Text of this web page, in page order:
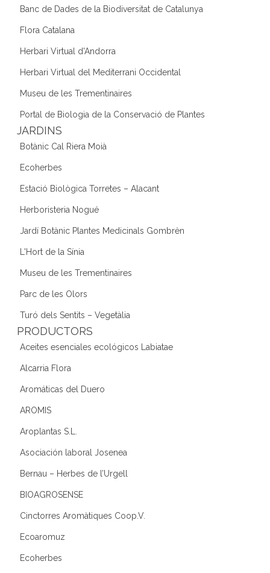
Banc de Dades de la Biodiversitat de Catalunya
Flora Catalana
Herbari Virtual d'Andorra
Herbari Virtual del Mediterrani Occidental
Museu de les Trementinaires
Portal de Biologia de la Conservació de Plantes
JARDINS
Botànic Cal Riera Moià
Ecoherbes
Estació Biològica Torretes – Alacant
Herboristeria Nogué
Jardí Botànic Plantes Medicinals Gombrèn
L'Hort de la Sínia
Museu de les Trementinaires
Parc de les Olors
Turó dels Sentits – Vegetàlia
PRODUCTORS
Aceites esenciales ecológicos Labiatae
Alcarria Flora
Aromáticas del Duero
AROMIS
Aroplantas S.L.
Asociación laboral Josenea
Bernau – Herbes de l’Urgell
BIOAGROSENSE
Cinctorres Aromàtiques Coop.V.
Ecoaromuz
Ecoherbes